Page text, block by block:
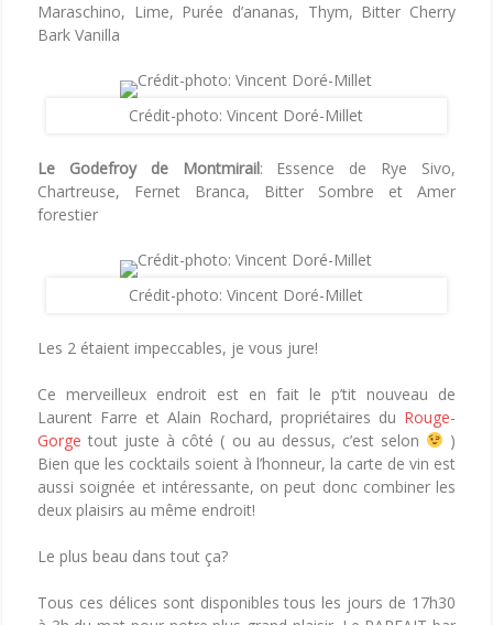
Maraschino, Lime, Purée d’ananas, Thym, Bitter Cherry
Bark Vanilla
Crédit-photo: Vincent Doré-Millet
Le Godefroy de Montmirail: Essence de Rye Sivo,
Chartreuse, Fernet Branca, Bitter Sombre et Amer
forestier
Crédit-photo: Vincent Doré-Millet
Les 2 étaient impeccables, je vous jure!
Ce merveilleux endroit est en fait le p’tit nouveau de
Laurent Farre et Alain Rochard, propriétaires du Rouge-
Gorge tout juste à côté ( ou au dessus, c’est selon
)
Bien que les cocktails soient à l’honneur, la carte de vin est
aussi soignée et intéressante, on peut donc combiner les
deux plaisirs au même endroit!
Le plus beau dans tout ça?
Tous ces délices sont disponibles tous les jours de 17h30